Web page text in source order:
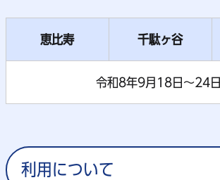
恵比寿 千駄ヶ谷
令和8年9月18日～24日
利用について